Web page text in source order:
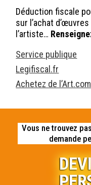
Déduction fiscale
sur l’achat
l’artiste…
Service publique
Legifiscal.fr
Achetez de l’Art.com
Vous ne trouvez
demande